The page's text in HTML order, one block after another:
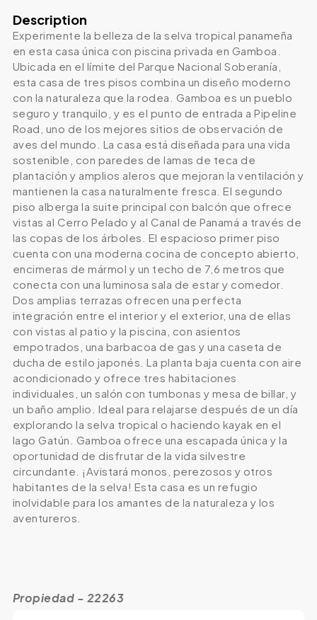
Description
Experimente la belleza de la selva tropical panameña
en esta casa única con piscina privada en Gamboa.
Ubicada en el límite del Parque Nacional Soberanía,
esta casa de tres pisos combina un diseño moderno
con la naturaleza que la rodea. Gamboa es un pueblo
seguro y tranquilo, y es el punto de entrada a Pipeline
Road, uno de los mejores sitios de observación de
aves del mundo. La casa está diseñada para una vida
sostenible, con paredes de lamas de teca de
plantación y amplios aleros que mejoran la ventilación y
mantienen la casa naturalmente fresca. El segundo
piso alberga la suite principal con balcón que ofrece
vistas al Cerro Pelado y al Canal de Panamá a través de
las copas de los árboles. El espacioso primer piso
cuenta con una moderna cocina de concepto abierto,
encimeras de mármol y un techo de 7,6 metros que
conecta con una luminosa sala de estar y comedor.
Dos amplias terrazas ofrecen una perfecta
integración entre el interior y el exterior, una de ellas
con vistas al patio y la piscina, con asientos
empotrados, una barbacoa de gas y una caseta de
ducha de estilo japonés. La planta baja cuenta con aire
acondicionado y ofrece tres habitaciones
individuales, un salón con tumbonas y mesa de billar, y
un baño amplio. Ideal para relajarse después de un día
explorando la selva tropical o haciendo kayak en el
lago Gatún. Gamboa ofrece una escapada única y la
oportunidad de disfrutar de la vida silvestre
circundante. ¡Avistará monos, perezosos y otros
habitantes de la selva! Esta casa es un refugio
inolvidable para los amantes de la naturaleza y los
aventureros.
Propiedad - 22263